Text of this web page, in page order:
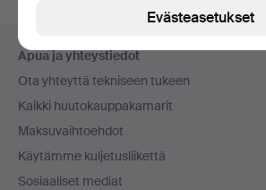
Alatunnistenavigaatio
Apua ja yhteystiedot
Ota yhteyttä tekniseen tukeen
Kaikki huutokauppakamarit
Maksuvaihtoehdot
Käytämme kuljetusliikettä
Sosiaaliset mediat
Evästeasetukset